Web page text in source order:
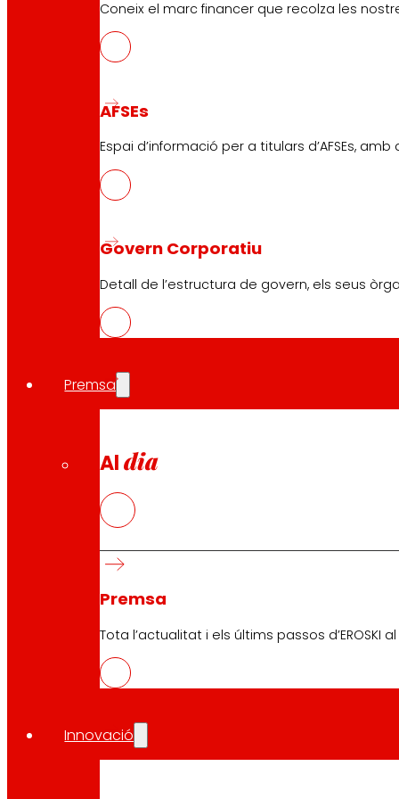
Coneix el marc financer que recolza les
AFSEs
Espai d’informació per a titulars d’AFSEs,
Govern Corporatiu
Detall de l’estructura de govern, els seus
Premsa
Aldia
Premsa
Tota l’actualitat i els últims passos d’EROSKI
Innovació